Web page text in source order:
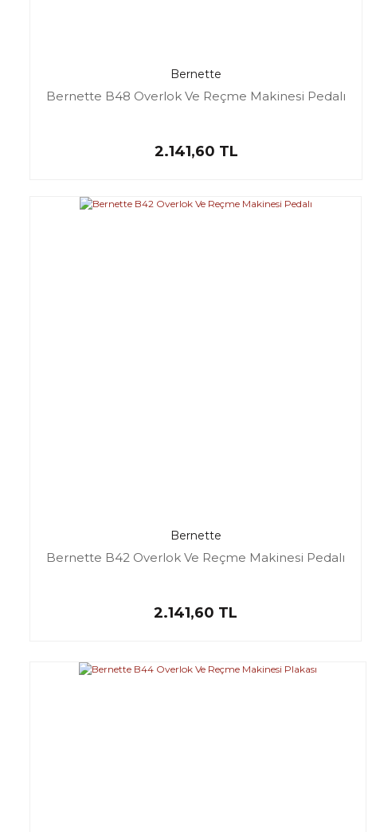
Bernette
Bernette B48 Overlok Ve Reçme Makinesi Pedalı
2.141,60 TL
Bernette
Bernette B42 Overlok Ve Reçme Makinesi Pedalı
2.141,60 TL